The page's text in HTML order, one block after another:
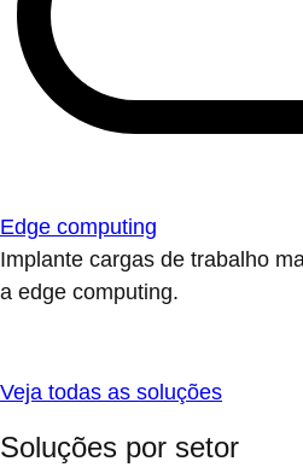
Edge computing
Implante cargas de trabalho
a edge computing.
Veja todas as soluções
Soluções por setor